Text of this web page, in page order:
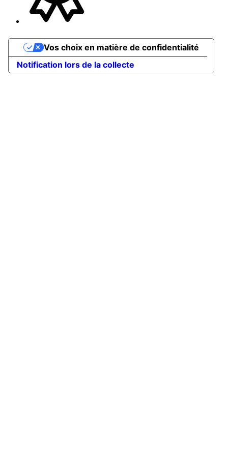
Notification lors de la collecte
Vos choix en matière de confidentialité